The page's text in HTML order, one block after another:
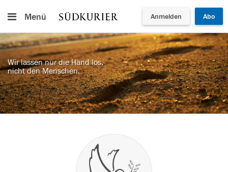
Menü Anmelden Abo
Wir lassen nur die Hand los,
nicht den Menschen.